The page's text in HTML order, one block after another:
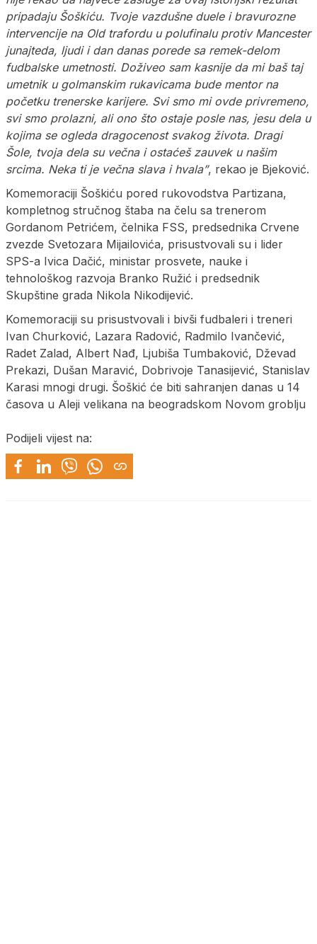
pripadaju Šoškiću. Tvoje vazdušne duele i bravurozne
intervencije na Old trafordu u polufinalu protiv Mancester
junajteda, ljudi i dan danas porede sa remek-delom
fudbalske umetnosti. Doživeo sam kasnije da mi baš taj
umetnik u golmanskim rukavicama bude mentor na
početku trenerske karijere. Svi smo mi ovde privremeno,
svi smo prolazni, ali ono što ostaje posle nas, jesu dela u
kojima se ogleda dragocenost svakog života. Dragi
Šole, tvoja dela su večna i ostaćeš zauvek u našim
srcima. Neka ti je večna slava i hvala”, rekao je Bjeković.
Komemoraciji Šoškiću pored rukovodstva Partizana,
kompletnog stručnog štaba na čelu sa trenerom
Gordanom Petrićem, čelnika FSS, predsednika Crvene
zvezde Svetozara Mijailovića, prisustvovali su i lider
SPS-a Ivica Dačić, ministar prosvete, nauke i
tehnološkog razvoja Branko Ružić i predsednik
Skupštine grada Nikola Nikodijević.
Komemoraciji su prisustvovali i bivši fudbaleri i treneri
Ivan Churković, Lazara Radović, Radmilo Ivančević,
Radet Zalad, Albert Nađ, Ljubiša Tumbaković, Dževad
Prekazi, Dušan Maravić, Dobrivoje Tanasijević, Stanislav
Karasi mnogi drugi. Šoškić će biti sahranjen danas u 14
časova u Aleji velikana na beogradskom Novom groblju
Podijeli vijest na: